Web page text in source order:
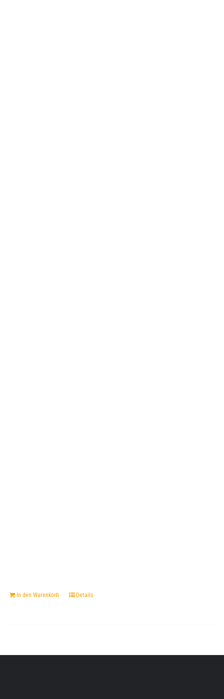
In den Warenkorb Details